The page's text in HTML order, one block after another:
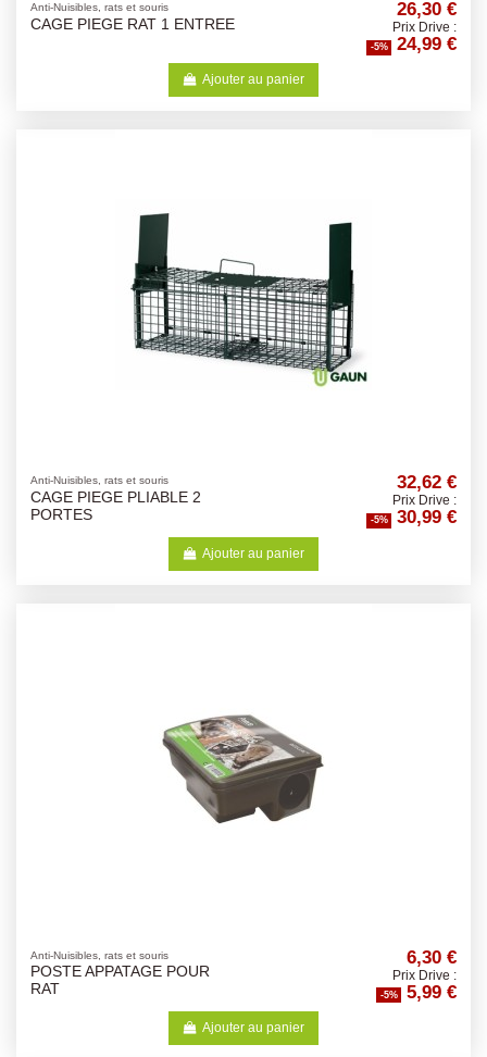
Anti-Nuisibles, rats et souris
CAGE PIEGE RAT 1 ENTREE
26,30 €
Prix Drive :
-5% 24,99 €
Ajouter au panier
Anti-Nuisibles, rats et souris
CAGE PIEGE PLIABLE 2
PORTES
32,62 €
Prix Drive :
-5% 30,99 €
Ajouter au panier
Anti-Nuisibles, rats et souris
POSTE APPATAGE POUR
RAT
6,30 €
Prix Drive :
-5% 5,99 €
Ajouter au panier